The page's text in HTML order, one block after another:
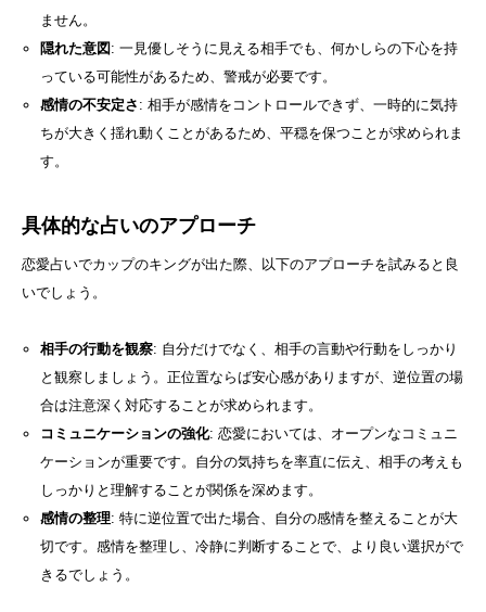
ません。
隠れた意図: 一見優しそうに見える相手でも、何かしらの下心を持
っている可能性があるため、警戒が必要です。
感情の不安定さ : 相手が感情をコントロールできず、一時的に気持
ちが大きく揺れ動くことがあるため、平穏を保つことが求められま
す。
具体的な占いのアプローチ
恋愛占いでカップのキングが出た際、以下のアプローチを試みると良
いでしょう。
相手の行動を観察: 自分だけでなく、相手の言動や行動をしっかり
と観察しましょう。正位置ならば安心感がありますが、逆位置の場
合は注意深く対応することが求められます。
コミュニケーションの強化: 恋愛においては、オープンなコミュニ
ケーションが重要です。自分の気持ちを率直に伝え、相手の考えも
しっかりと理解することが関係を深めます。
感情の整理: 特に逆位置で出た場合、自分の感情を整えることが大
切です。感情を整理し、冷静に判断することで、より良い選択がで
きるでしょう。